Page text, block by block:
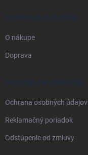
DOPRAVA A PLATBA
O nákupe
Doprava
PRÁVNE INFORMÁCIE
Ochrana osobných údajov
Reklamačný poriadok
Odstúpenie od zmluvy